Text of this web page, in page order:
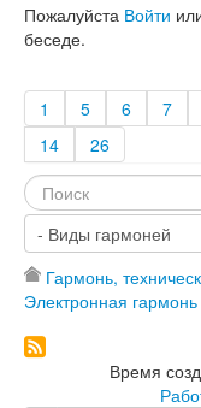
Пожалуйста Войти
беседе.
1 5 6 7
14
26
Гармонь,
Электронная гармонь
Время